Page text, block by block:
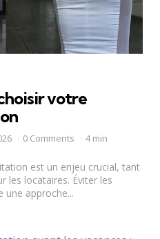
votre
0 Comments 4 min
est un enjeu crucial, tant
les locataires. Éviter les
une approche...